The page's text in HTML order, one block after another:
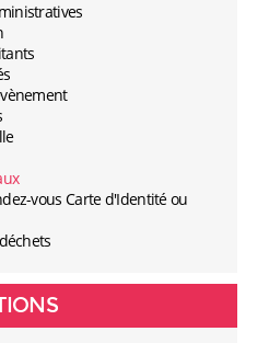
vous Carte d'Identité ou